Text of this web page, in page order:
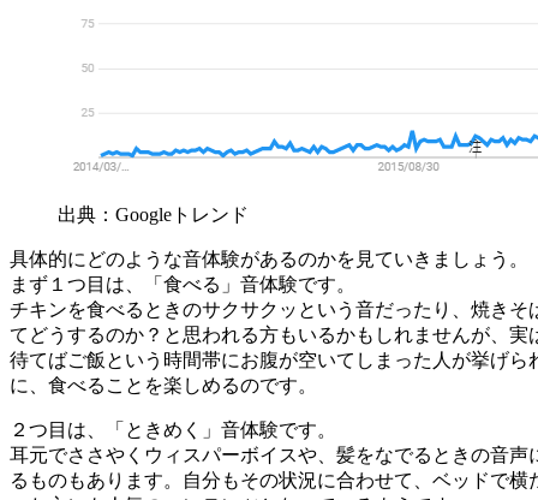
出典：Googleトレンド
具体的にどのような音体験があるのかを見ていきましょう。
まず１つ目は、「食べる」音体験です。
チキンを食べるときのサクサクッという音だったり、焼き
てどうするのか？と思われる方もいるかもしれませんが、
待てばご飯という時間帯にお腹が空いてしまった人が挙げ
に、食べることを楽しめるのです。
２つ目は、「ときめく」音体験です。
耳元でささやくウィスパーボイスや、髪をなでるときの音
るものもあります。自分もその状況に合わせて、ベッドで